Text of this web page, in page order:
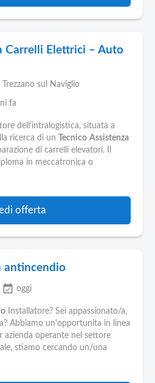
Carrelli Elettrici – Auto
Trezzano sul Naviglio
fa
dell'intralogistica, situata a
ricerca di un
Tecnico Assistenza
di carrelli elevatori. Il
in meccatronica o
offerta
antincendio
event_available oggi
Installatore? Sei appassionato/a,
Abbiamo un'opportunita in linea
azienda operante nel settore
stiamo cercando un/una